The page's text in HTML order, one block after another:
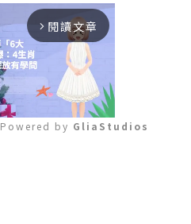
arrow_forward_ios 閱讀文章
Powered by GliaStudios